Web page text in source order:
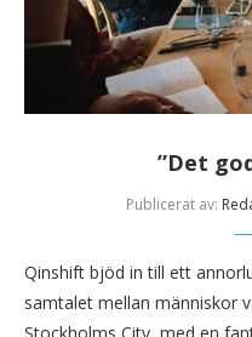
”Det
Publicerat av:
Qinshift bjöd in till ett
samtalet mellan människor